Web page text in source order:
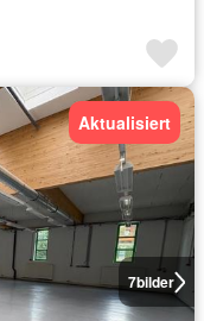
7bilder
Aktualisiert